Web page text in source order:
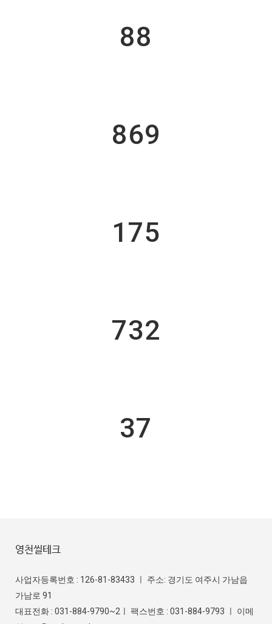
88
869
175
732
37
영천씰테크
사업자등록번호 : 126-81-83433 ㅣ 주소: 경기도 여주시 가남읍
가남로 91
대표전화 : 031-884-9790~2ㅣ 팩스번호 : 031-884-9793 ㅣ 이메